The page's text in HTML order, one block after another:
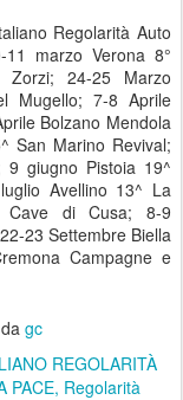
Regolarità Auto
marzo Verona 8°
Zorzi; 24-25 Marzo
Mugello; 7-8 Aprile
Bolzano Mendola
San Marino Revival;
9 giugno Pistoia 19^
Avellino 13^ La
Cave di Cusa; 8-9
23 Settembre Biella
Campagne e
da gc
REGOLARITÀ
PACE Regolarità